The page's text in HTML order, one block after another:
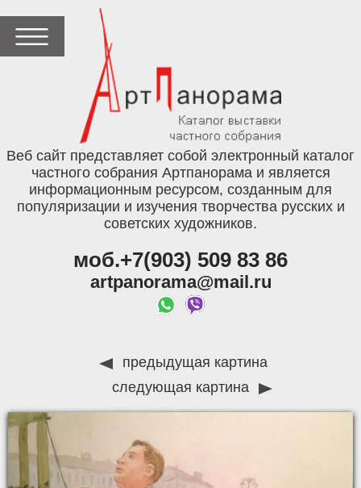
Веб сайт представляет собой электронный каталог
частного собрания Артпанорама и является
информационным ресурсом, созданным для
популяризации и изучения творчества русских и
советских художников.
моб.+7(903) 509 83 86
artpanorama@mail.ru
предыдущая картина
следующая картина